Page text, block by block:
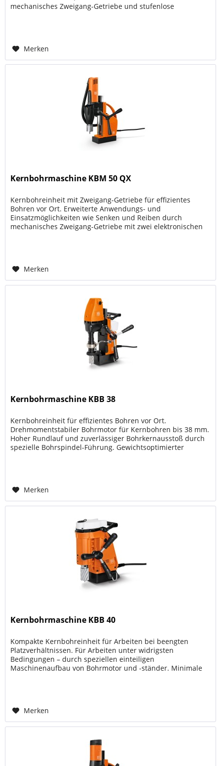
mechanisches Zweigang-Getriebe und stufenlose
Merken
Kernbohrmaschine KBM 50 QX
Kernbohreinheit mit Zweigang-Getriebe für effizientes
Bohren vor Ort. Erweiterte Anwendungs- und
Einsatzmöglichkeiten wie Senken und Reiben durch
mechanisches Zweigang-Getriebe mit zwei elektronischen
Merken
Kernbohrmaschine KBB 38
Kernbohreinheit für effizientes Bohren vor Ort.
Drehmomentstabiler Bohrmotor für Kernbohren bis 38 mm.
Hoher Rundlauf und zuverlässiger Bohrkernausstoß durch
spezielle Bohrspindel-Führung. Gewichtsoptimierter
Merken
Kernbohrmaschine KBB 40
Kompakte Kernbohreinheit für Arbeiten bei beengten
Platzverhältnissen. Für Arbeiten unter widrigsten
Bedingungen – durch speziellen einteiligen
Maschinenaufbau von Bohrmotor und -ständer. Minimale
Merken